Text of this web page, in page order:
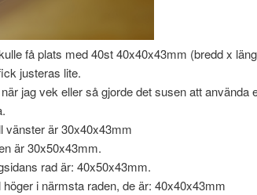
få plats med 40st 40x40x43mm (bredd x
justeras lite.
jag vek eller så gjorde det susen att använda
vänster är 30x40x43mm
är 30x50x43mm.
rad är: 40x50x43mm.
i närmsta raden, de är: 40x40x43mm